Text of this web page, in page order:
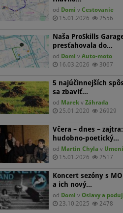
od Domi vCestovanie
15.01.2026
2556
Naša ProSkills
presťahovala do…
od Domi vAuto-moto
16.03.2026
3067
5 najúčinnejších
sa zbaviť…
od Marek vZáhrada
25.01.2020
26929
Včera – dnes –
hudobno-poetický…
od Martin Chyla v
15.01.2026
2517
Koncert sezóny s
a ich nový…
od Domi vOslavy a
23.10.2025
2478